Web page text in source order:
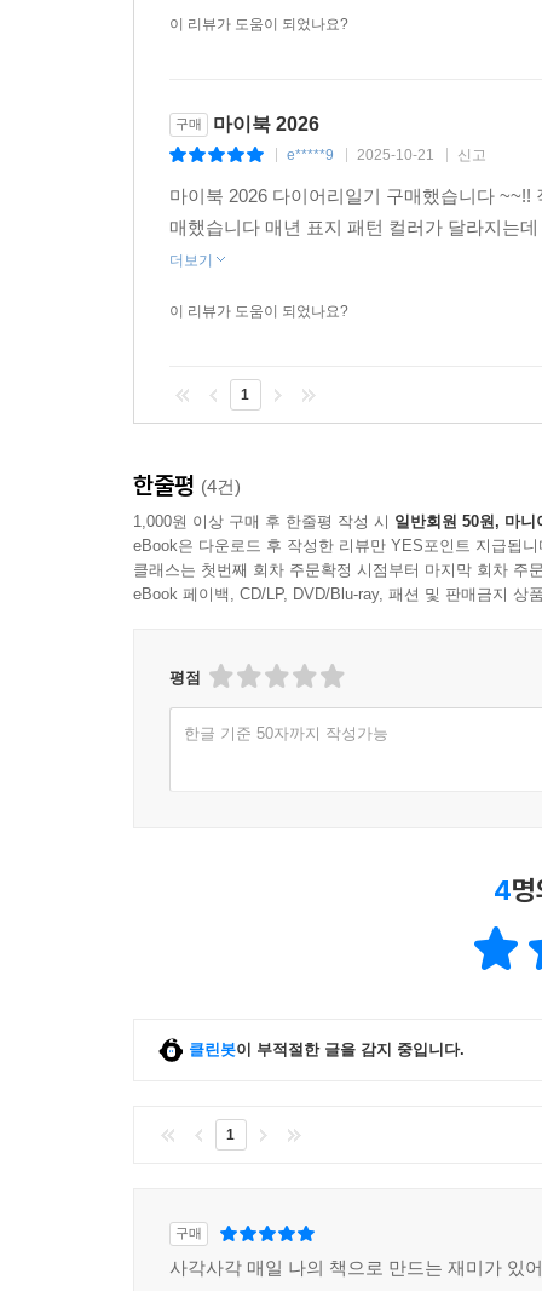
이 리뷰가 도움이 되었나요?
구매 마이북 2026
e*****9 2025-10-21 신고
마이북 2026 다이어리일기 구매했습니다
매했습니다 매년 표지 패턴 컬러가 달라지는
더보기
이 리뷰가 도움이 되었나요?
1
한줄평 (4건)
1,000원 이상 구매 후 한줄평 작성 시 일반회원 50원, 마니
eBook은 다운로드 후 작성한 리뷰만 YES포인트 지급됩니
클래스는 첫번째 회차 주문확정 시점부터 마지막 회차 주
eBook 페이백, CD/LP, DVD/Blu-ray, 패션 및 판매금지 상
평점
한글 기준 50자까지 작성가능
4
클린봇이 부적절한 글을 감지 중입니다.
1
구매
사각사각 매일 나의 책으로 만드는 재미가 있